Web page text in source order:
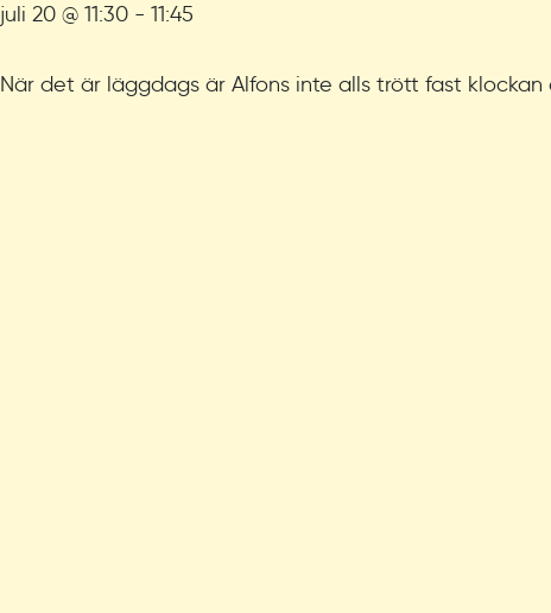
juli 20 @ 11:30 - 11:45
När det är läggdags är Alfons inte alls trött fast klockan